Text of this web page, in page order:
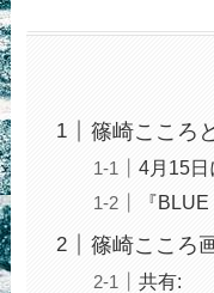
篠崎こころ
4月15日
『
篠崎こころ
共有: